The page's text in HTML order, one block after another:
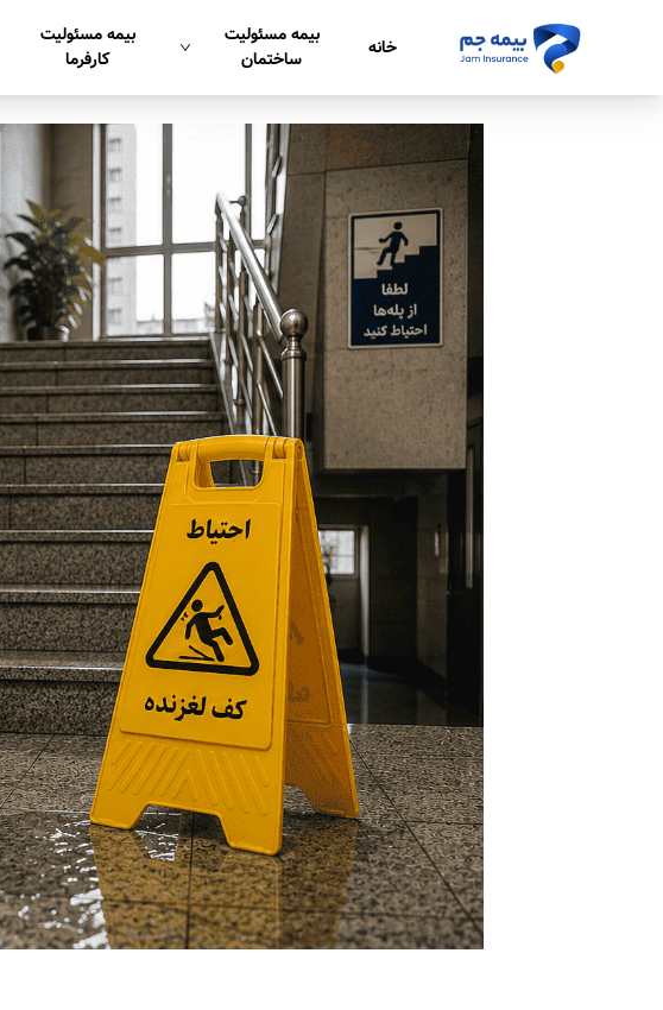
خانه
بیمه مسئولیت
ساختمان
بیمه مسئولیت
کارفرما